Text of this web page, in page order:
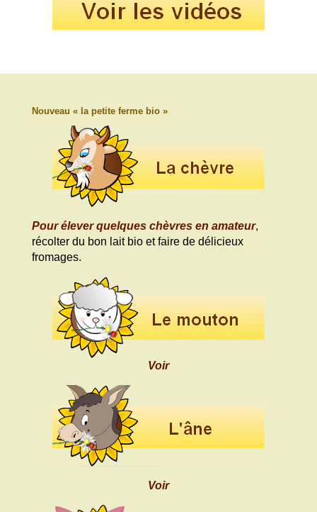
Nouveau « la petite ferme bio »
Pour élever quelques chèvres en amateur,
récolter du bon lait bio et faire de délicieux
fromages.
Voir
Voir